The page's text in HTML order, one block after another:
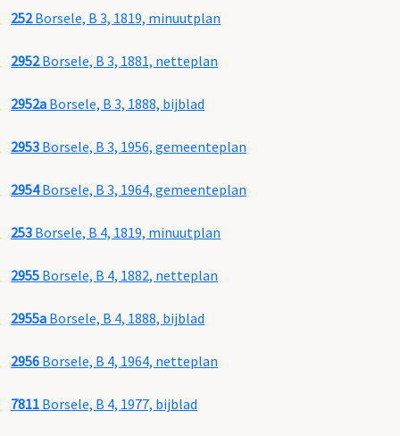
252Borsele, B 3, 1819, minuutplan
2952Borsele, B 3, 1881, netteplan
2952a Borsele, B 3, 1888, bijblad
2953 Borsele, B 3, 1956, gemeenteplan
2954Borsele, B 3, 1964, gemeenteplan
253 Borsele, B 4, 1819, minuutplan
2955 Borsele, B 4, 1882, netteplan
2955a Borsele, B 4, 1888, bijblad
2956 Borsele, B 4, 1964, netteplan
7811 Borsele, B 4, 1977, bijblad